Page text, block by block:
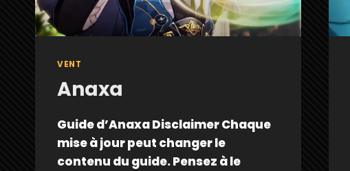
VENT
Anaxa
Guide d’Anaxa Disclaimer Chaque
mise à jour peut changer le
contenu du guide. Pensez à le